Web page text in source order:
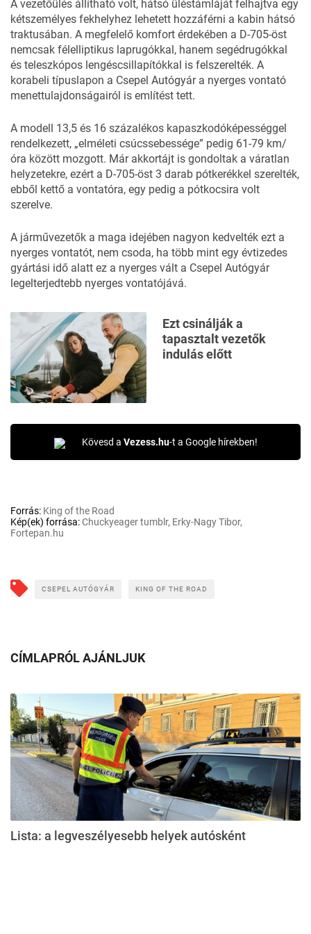
A vezetőülés állítható volt, hátsó üléstámláját felhajtva egy
kétszemélyes fekhelyhez lehetett hozzáférni a kabin hátsó
traktusában. A megfelelő komfort érdekében a D-705-öst
nemcsak félelliptikus laprugókkal, hanem segédrugókkal
és teleszkópos lengéscsillapítókkal is felszerelték. A
korabeli típuslapon a Csepel Autógyár a nyerges vontató
menettulajdonságairól is említést tett.
A modell 13,5 és 16 százalékos kapaszkodóképességgel
rendelkezett, „elméleti csúcssebessége” pedig 61-79 km/
óra között mozgott. Már akkortájt is gondoltak a váratlan
helyzetekre, ezért a D-705-öst 3 darab pótkerékkel szerelték,
ebből kettő a vontatóra, egy pedig a pótkocsira volt
szerelve.
A járművezetők a maga idejében nagyon kedvelték ezt a
nyerges vontatót, nem csoda, ha több mint egy évtizedes
gyártási idő alatt ez a nyerges vált a Csepel Autógyár
legelterjedtebb nyerges vontatójává.
Ezt csinálják a
tapasztalt vezetők
indulás előtt
Kövesd a Vezess.hu-t a Google hírekben!
Forrás: King of the Road
Kép(ek) forrása:Chuckyeager tumblr, Erky-Nagy Tibor,
Fortepan.hu
CSEPEL AUTÓGYÁR KING OF THE ROAD
CÍMLAPRÓL AJÁNLJUK
Lista: a legveszélyesebb helyek autósként